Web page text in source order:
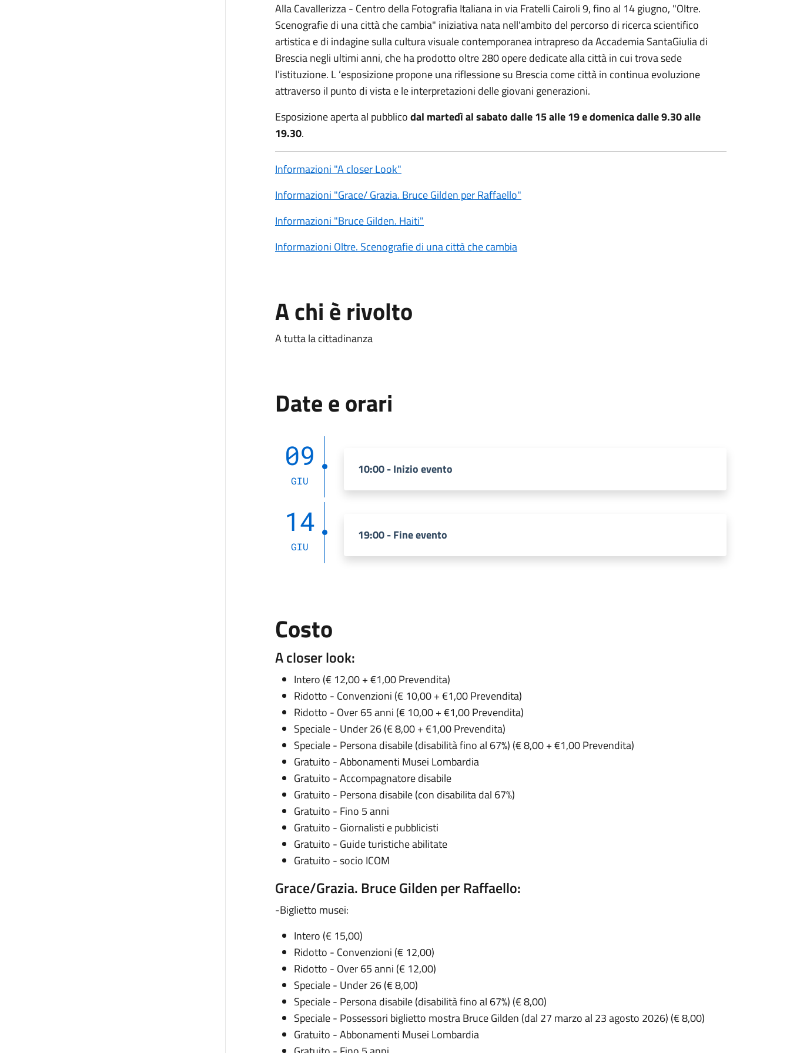
Alla Cavallerizza - Centro della Fotografia Italiana in via Fratelli Cairoli 9, fino al 14 giugno, "Oltre.
Scenografie di una città che cambia" iniziativa nata nell'ambito del percorso di ricerca scientifico
artistica e di indagine sulla cultura visuale contemporanea intrapreso da Accademia SantaGiulia di
Brescia negli ultimi anni, che ha prodotto oltre 280 opere dedicate alla città in cui trova sede
l’istituzione. L ’esposizione propone una riflessione su Brescia come città in continua evoluzione
attraverso il punto di vista e le interpretazioni delle giovani generazioni.
Esposizione aperta al pubblicodal martedì al sabato dalle 15 alle 19 e domenica dalle 9.30 alle
19.30.
Informazioni "A closer Look"
Informazioni "Grace/ Grazia. Bruce Gilden per Raffaello"
Informazioni "Bruce Gilden. Haiti"
Informazioni Oltre. Scenografie di una città che cambia
A chi è rivolto
A tutta la cittadinanza
Date e orari
09
GIU
10:00 - Inizio evento
14
GIU
19:00 - Fine evento
Costo
A closer look:
Intero (€ 12,00 + €1,00 Prevendita)
Ridotto - Convenzioni (€ 10,00 + €1,00 Prevendita)
Ridotto - Over 65 anni (€ 10,00 + €1,00 Prevendita)
Speciale - Under 26 (€ 8,00 + €1,00 Prevendita)
Speciale - Persona disabile (disabilità fino al 67%) (€ 8,00 + €1,00 Prevendita)
Gratuito - Abbonamenti Musei Lombardia
Gratuito - Accompagnatore disabile
Gratuito - Persona disabile (con disabilita dal 67%)
Gratuito - Fino 5 anni
Gratuito - Giornalisti e pubblicisti
Gratuito - Guide turistiche abilitate
Gratuito - socio ICOM
Grace/Grazia. Bruce Gilden per Raffaello:
-Biglietto musei:
Intero (€ 15,00)
Ridotto - Convenzioni (€ 12,00)
Ridotto - Over 65 anni (€ 12,00)
Speciale - Under 26 (€ 8,00)
Speciale - Persona disabile (disabilità fino al 67%) (€ 8,00)
Speciale - Possessori biglietto mostra Bruce Gilden (dal 27 marzo al 23 agosto 2026) (€ 8,00)
Gratuito - Abbonamenti Musei Lombardia